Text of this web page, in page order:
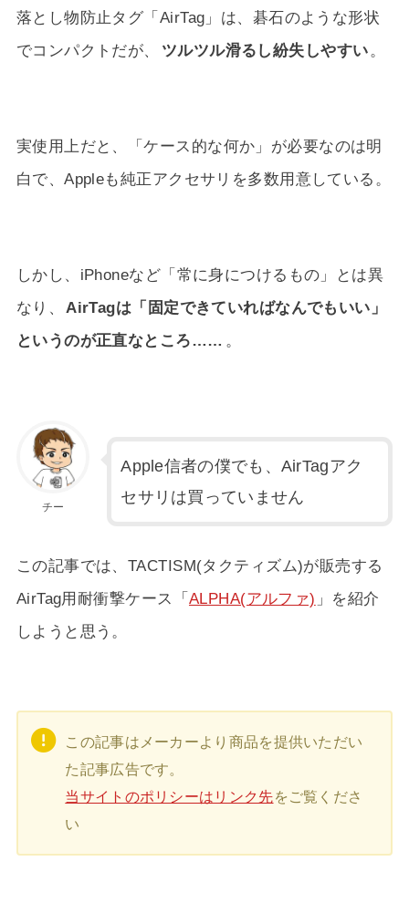
落とし物防止タグ「AirTag」は、碁石のような形状
でコンパクトだが、
ツルツル滑るし紛失しやすい。
実使用上だと、「ケース的な何か」が必要なのは明
白で、Appleも純正アクセサリを多数用意している。
しかし、iPhoneなど「常に身につけるもの」とは異
なり、 AirTagは「固定できていればなんでもいい」
というのが正直なところ…… 。
チー
Apple信者の僕でも、AirTagアク
セサリは買っていません
この記事では、TACTISM(タクティズム)が販売する
AirTag用耐衝撃ケース「ALPHA(アルファ) 」を紹介
しようと思う。
この記事はメーカーより商品を提供いただい
た記事広告です。
当サイトのポリシーはリンク先をご覧くださ
い